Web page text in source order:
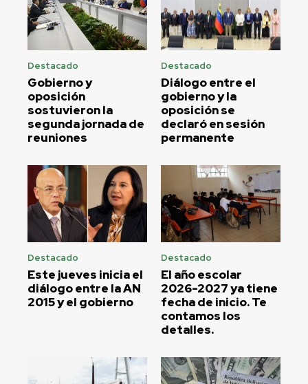
Destacado
Gobierno y
oposición
sostuvieron la
segunda jornada de
reuniones
Destacado
Diálogo entre el
gobierno y la
oposición se
declaró en sesión
permanente
Destacado
Este jueves inicia el
diálogo entre la AN
2015 y el gobierno
Destacado
El año escolar
2026-2027 ya tiene
fecha de inicio. Te
contamos los
detalles.